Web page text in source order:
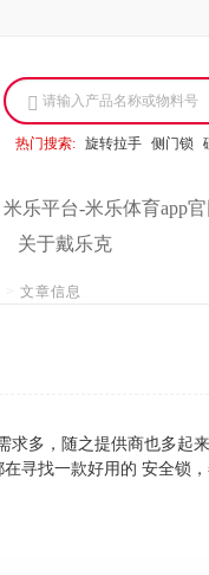
请输入产品名称或物料号
热门搜索: 旋转拉手 侧门锁
米乐平台-米乐体育app
关于戴乐克
> 文章信息
求多，随之提供商也多起
在寻找一款好用的 安全锁